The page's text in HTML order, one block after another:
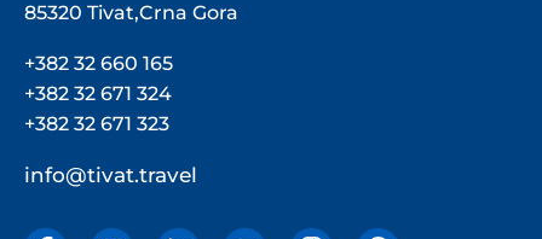
85320 Tivat,Crna Gora
+382 32 660 165
+382 32 671 324
+382 32 671 323
info@tivat.travel